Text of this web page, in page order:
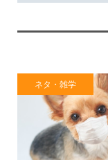
ネタ・雑学